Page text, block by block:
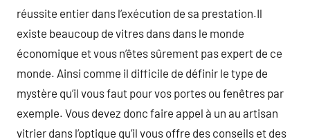
réussite entier dans l’exécution de sa prestation.Il
existe beaucoup de vitres dans dans le monde
économique et vous n’êtes sûrement pas expert de ce
monde. Ainsi comme il difficile de définir le type de
mystère qu’il vous faut pour vos portes ou fenêtres par
exemple. Vous devez donc faire appel à un au artisan
vitrier dans l’optique qu’il vous offre des conseils et des